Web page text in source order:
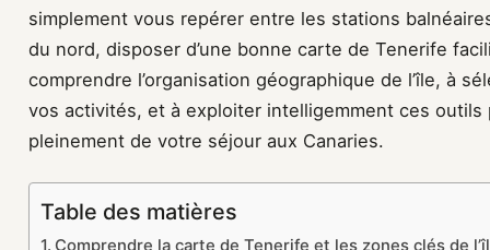
simplement vous repérer entre les stations
du nord, disposer d’une bonne carte de Tenerife
comprendre l’organisation géographique de l’île, à
vos activités, et à exploiter intelligemment ces
pleinement de votre séjour aux Canaries.
Table des matières
Comprendre la carte de Tenerife et les zones clés de